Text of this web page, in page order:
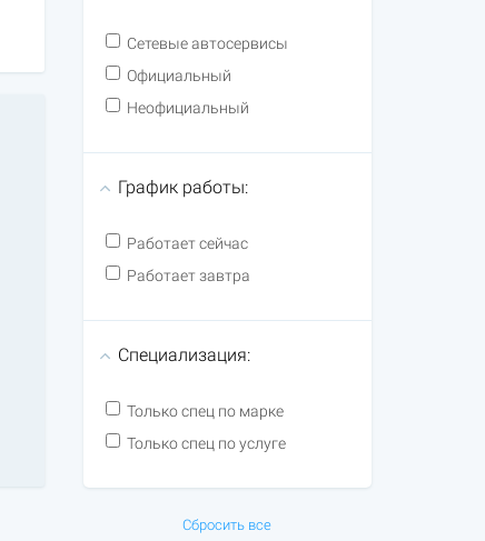
Сетевые автосервисы
Официальный
Неофициальный
График работы:
Работает сейчас
Работает завтра
Специализация:
Только спец по марке
Только спец по услуге
Сбросить все